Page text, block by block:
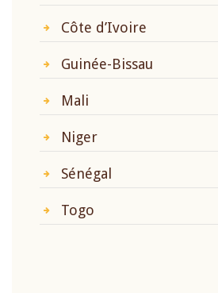
Côte d’Ivoire
Guinée-Bissau
Mali
Niger
Sénégal
Togo